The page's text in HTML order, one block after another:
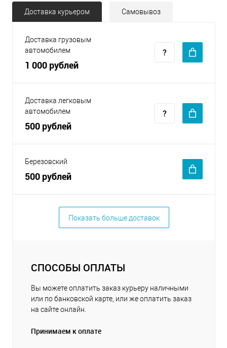
Доставка курьером Самовывоз
Доставка грузовым
автомобилем
1 000 рублей
Доставка легковым
автомобилем
500 рублей
Березовский
500 рублей
Показать больше доставок
СПОСОБЫ ОПЛАТЫ
Вы можете оплатить заказ курьеру наличными
или по банковской карте, или же оплатить заказ
на сайте онлайн.
Принимаем к оплате